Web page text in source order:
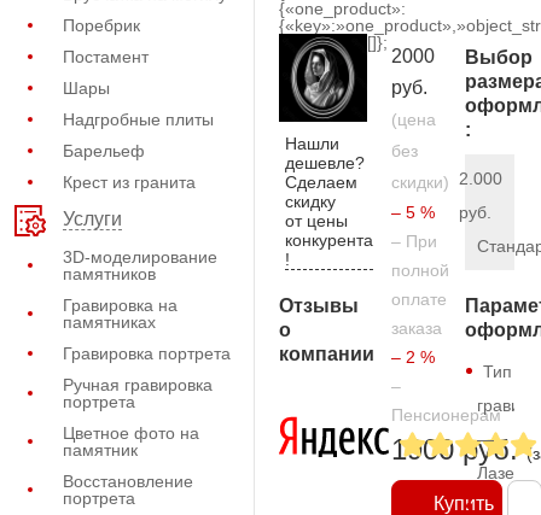
Поребрик
Постамент
Шары
Надгробные плиты
Барельеф
Крест из гранита
Услуги
3D-моделирование
памятников
Гравировка на
памятниках
Гравировка портрета
Ручная гравировка
портрета
Цветное фото на
памятник
Восстановление
портрета
{«one_product»:
[]};
Нашли
дешевле?
Сделаем
скидку
от цены
конкурента
!
Отзывы
о
компании
2000
руб.
(цена
без
скидки)
– 5 %
– При
полной
оплате
заказа
– 2 %
–
Пенсионерам
1900 руб.
Купить
Выбор
:
2.000
руб.
Тип
—